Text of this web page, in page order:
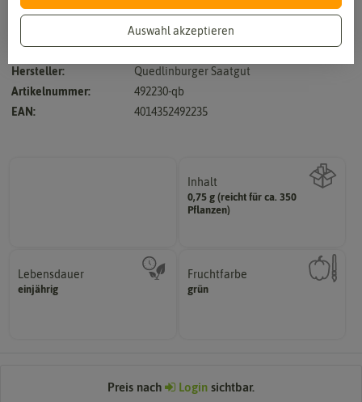
Grün - Für frische Salate
Hersteller:
Quedlinburger Saatgut
Artikelnummer:
492230-qb
EAN:
4014352492235
Inhalt
0,75 g (reicht für ca. 350
Pflanzen)
Wie viel ist enthalten
Lebensdauer
einjährig
einjährig, zweijährig oder
mehrjährig.
Fruchtfarbe
grün
sie nach dem Reifungsprozess
hat.
Preis nach Login sichtbar.
Auswahl akzeptieren